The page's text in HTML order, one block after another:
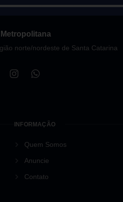
norte/nordeste de Santa Catarina
INFORMAÇÃO
Quem Somos
Anuncie
Contato